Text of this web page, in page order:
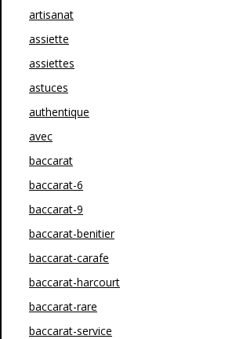
artisanat
assiette
assiettes
astuces
authentique
avec
baccarat
baccarat-6
baccarat-9
baccarat-benitier
baccarat-carafe
baccarat-harcourt
baccarat-rare
baccarat-service